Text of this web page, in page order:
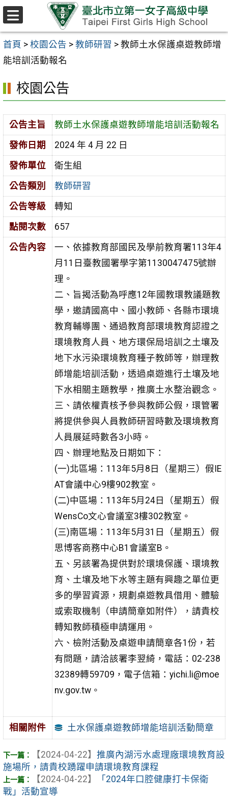
跳至主要內容區
首頁 > 校園公告 > 教師研習 > 教師土水保護桌遊教師增
能培訓活動報名
校園公告
公告主旨
教師土水保護桌遊教師增能培訓活動報名
發佈日期
2024 年 4 月 22 日
發佈單位
衛生組
公告類別
教師研習
公告等級
轉知
點閱次數
657
公告內容
一、依據教育部國民及學前教育署113年4
月11日臺教國署學字第1130047475號辦
理。
二、旨揭活動為呼應12年國教環教議題教
學，邀請國高中、國小教師、各縣市環境
教育輔導團、通過教育部環境教育認證之
環境教育人員、地方環保局培訓之土壤及
地下水污染環境教育種子教師等，辦理教
師增能培訓活動，透過桌遊進行土壤及地
下水相關主題教學，推廣土水整治觀念。
三、請依權責核予參與教師公假，環管署
將提供參與人員教師研習時數及環境教育
人員展延時數各3小時。
四、辦理地點及日期如下：
(一)北區場：113年5月8日（星期三）假IE
AT會議中心9樓902教室。
(二)中區場：113年5月24日（星期五）假
WensCo文心會議室3樓302教室。
(三)南區場：113年5月31日（星期五）假
思博客商務中心B1會議室B。
五、另該署為提供對於環境保護、環境教
育、土壤及地下水等主題有興趣之單位更
多的學習資源，規劃桌遊教具借用、體驗
或索取機制（申請簡章如附件），請貴校
轉知教師積極申請運用。
六、檢附活動及桌遊申請簡章各1份，若
有問題，請洽該署李翌綺，電話：02-238
32389轉59709，電子信箱：yichi.li@moe
nv.gov.tw。
相關附件 土水保護桌遊教師增能培訓活動簡章
【2024-04-22】 推廣內湖污水處理廠環境教育設
施場所，請貴校踴躍申請環境教育課程
【2024-04-22】
「2024年口腔健康打卡保衛
戰」活動宣導
選
單